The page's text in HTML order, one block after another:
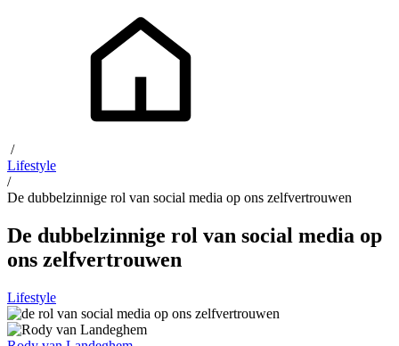
/
Lifestyle
/
De dubbelzinnige rol van social media op ons zelfvertrouwen
De dubbelzinnige rol van social media op
ons zelfvertrouwen
Lifestyle